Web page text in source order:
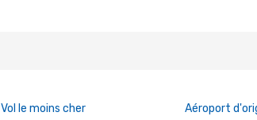
Vol le moins cher Aéroport